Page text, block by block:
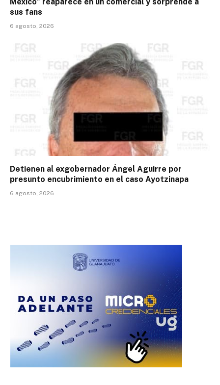
México” reaparece en un comercial y sorprende a
sus fans
6 agosto, 2026
Detienen al exgobernador Ángel Aguirre por
presunto encubrimiento en el caso Ayotzinapa
6 agosto, 2026